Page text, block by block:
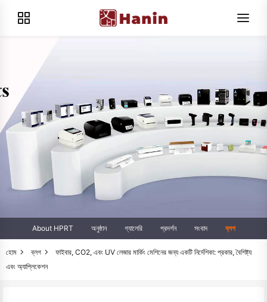
About HPRT অনুষ্ঠান গ্যালেরি প্রদর্শন সংবাদ ব্লগ
হোম ব্লগ
ফাইবার, CO2, এবং UV লেজার মার্কিং মেশিনের জন্য একটি নির্দেশিকা: প্রকার, বৈশিষ্ট্য
এবং অ্যাপ্লিকেশন